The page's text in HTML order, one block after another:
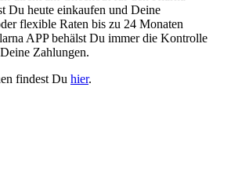
Du heute einkaufen und Deine
flexible Raten bis zu 24 Monaten
APP behälst Du immer die Kontrolle
Zahlungen.
findest Du hier.